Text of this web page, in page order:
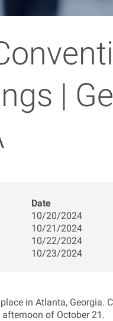
|
Date
10/20/2024
10/21/2024
10/22/2024
10/23/2024
in Atlanta, Georgia.
of October 21.